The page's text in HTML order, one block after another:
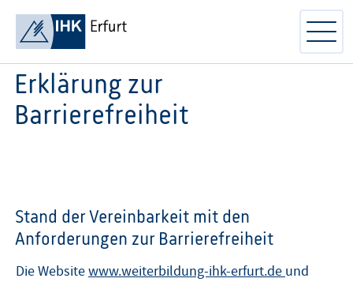
Erklärung zur
Barrierefreiheit
Stand der Vereinbarkeit mit den
Anforderungen zur Barrierefreiheit
Die Websitewww.weiterbildung-ihk-erfurt.de und